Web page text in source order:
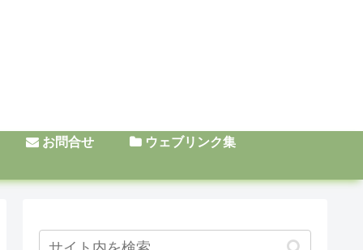
お問合せ ウェブリンク集